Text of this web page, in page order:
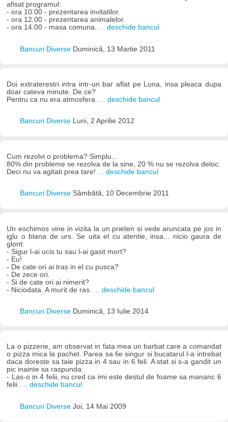
afisat programul:
- ora 10.00 - prezentarea invitatilor.
- ora 12.00 - prezentarea animalelor.
- ora 14.00 - masa comuna. ... deschide bancul
Bancuri Diverse Duminică, 13 Martie 2011
Doi extraterestri intra intr-un bar aflat pe Luna, insa pleaca dupa
doar cateva minute. De ce?
Pentru ca nu era atmosfera. ... deschide bancul
Bancuri Diverse Luni, 2 Aprilie 2012
Cum rezolvi o problema? Simplu...
80% din probleme se rezolva de la sine, 20 % nu se rezolva deloc.
Deci nu va agitati prea tare!
... deschide bancul
Bancuri Diverse Sâmbătă, 10 Decembrie 2011
Un eschimos vine in vizita la un prieten si vede aruncata pe jos in
iglu o blana de urs. Se uita el cu atentie, insa... nicio gaura de
glont:
- Sigur l-ai ucis tu sau l-ai gasit mort?
- Eu!
- De cate ori ai tras in el cu pusca?
- De zece ori.
- Si de cate ori ai nimerit?
- Niciodata. A murit de ras.
... deschide bancul
Bancuri Diverse Duminică, 13 Iulie 2014
La o pizzerie, am observat in fata mea un barbat care a comandat
o pizza mica la pachet. Parea sa fie singur si bucatarul l-a intrebat
daca doreste sa taie pizza in 4 sau in 6 feli. A stat si s-a gandit un
pic inainte sa raspunda:
- Las-o in 4 felii, nu cred ca imi este destul de foame sa mananc 6
felii. ... deschide bancul
Bancuri Diverse Joi, 14 Mai 2009